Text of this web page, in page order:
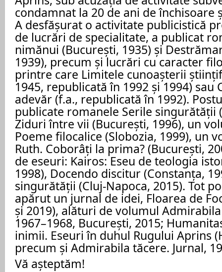
condamnat la 20 de ani de închisoare
A desfăşurat o activitate publicistică
de lucrări de specialitate, a publicat
nimănui (București, 1935) și
1939), precum și lucrări cu caracter
printre care Limitele cunoașterii
1945, republicată în 1992 și 1994) sau
adevăr (f.a., republicată în 1992).
publicate romanele Serile singurătății
Ziduri între vii (București, 1996), un
Poeme ﬁlocalice (Slobozia, 1999), un
Ruth. Coborâți la prima? (București,
de eseuri: Kairos: Eseu de teologia
1998), Docendo discitur (Constanța,
singurătății (Cluj-Napoca, 2015). Tot
apărut un jurnal de idei, Floarea de
și 2019), alături de volumul
1967–1968, București, 2015;
inimii. Eseuri în duhul Rugului Aprins
precum și Admirabila tăcere. Jurnal,
Vă așteptăm!